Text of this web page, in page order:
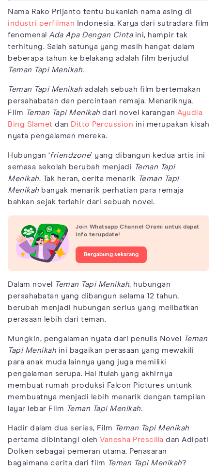
Nama Rako Prijanto tentu bukanlah nama asing di
industri perfilman Indonesia. Karya dari sutradara film
fenomenal Ada Apa Dengan Cintaini, hampir tak
terhitung. Salah satunya yang masih hangat dalam
beberapa tahun ke belakang adalah film berjudul
Teman Tapi Menikah.
Teman Tapi Menikah adalah sebuah film bertemakan
persahabatan dan percintaan remaja. Menariknya,
Film Teman Tapi Menikah dari novel karangan Ayudia
Bing Slamet dan Ditto Percussion ini merupakan kisah
nyata pengalaman mereka.
Hubungan ‘friendzone’ yang dibangun kedua artis ini
semasa sekolah berubah menjadi Teman Tapi
Menikah. Tak heran, cerita menarik Teman Tapi
Menikah banyak menarik perhatian para remaja
bahkan sejak terlahir dari sebuah novel.
Join Whatsapp Channel Orami untuk dapat
info terupdate!
Bergabung sekarang
Dalam novel Teman Tapi Menikah, hubungan
persahabatan yang dibangun selama 12 tahun,
berubah menjadi hubungan serius yang melibatkan
perasaan lebih dari teman.
Mungkin, pengalaman nyata dari penulis Novel
Teman
Tapi Menikah ini bagaikan perasaan yang mewakili
para anak muda lainnya yang juga memiliki
pengalaman serupa. Hal itulah yang akhirnya
membuat rumah produksi Falcon Pictures untunk
membuatnya menjadi lebih menarik dengan tampilan
layar lebar Film Teman Tapi Menikah.
Hadir dalam dua series, Film Teman Tapi Menikah
pertama dibintangi oleh Vanesha Prescilla dan Adipati
Dolken sebagai pemeran utama. Penasaran
bagaimana cerita dari film Teman Tapi Menikah?